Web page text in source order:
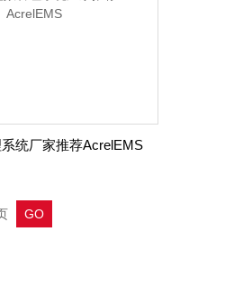
统厂家推荐AcrelEMS